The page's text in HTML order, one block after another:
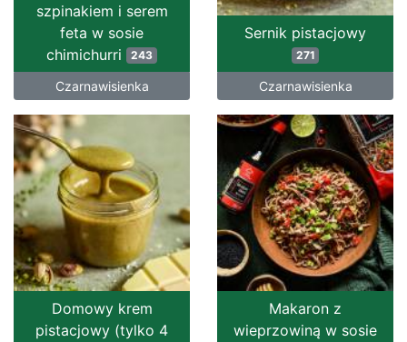
szpinakiem i serem
feta w sosie
chimichurri 243
Czarnawisienka
Sernik pistacjowy
271
Czarnawisienka
Domowy krem
pistacjowy (tylko 4
Makaron z
wieprzowiną w sosie